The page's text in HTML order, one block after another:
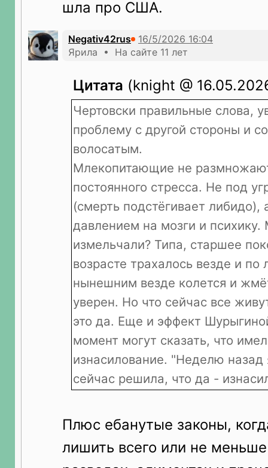
шла про США.
Negativ42rus
Ярила • На сайте 11 лет
Цитата (knight @
Чертовски правильные слова,
проблему с другой стороны и
волосатым.
Млекопитающие не
постоянного стресса. Не под
(смерть подстёгивает
давлением на мозги и
измельчали? Типа, старшее
возрасте трахалось везде и
нынешним везде колется и
уверен. Но что сейчас все
это да. Еще и эффект
момент могут сказать, что
изнасилование. "Неделю назад
сейчас решила, что да -
Плюс ебанутые законы,
лишить всего или не